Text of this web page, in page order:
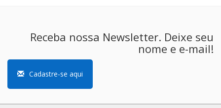
Receba nossa Newsletter. Deixe seu
nome e e-mail!
Cadastre-se aqui